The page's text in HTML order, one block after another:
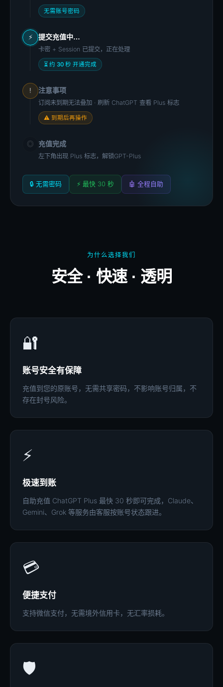
无需账号密码
⚡ 提交充值中…
卡密 + Session 已提交，正在处理
⏳ 约 30 秒 开通完成
! 注意事项
订阅未到期无法叠加 · 刷新 ChatGPT 查看 Plus 标志
⚠ 到期后再操作
◎ 充值完成
左下角出现 Plus 标志，解锁GPT-Plus
🔒 无需密码 ⚡ 最快 30 秒 🤖 全程自助
为什么选择我们
安全 · 快速 · 透明
🔐
账号安全有保障
充值到您的原账号，无需共享密码，不影响账号归属，不
存在封号风险。
⚡
极速到账
自助充值 ChatGPT Plus 最快 30 秒即可完成，Claude、
Gemini、Grok 等服务由客服按账号状态跟进。
💳
便捷支付
支持微信支付，无需境外信用卡，无汇率损耗。
🛡️